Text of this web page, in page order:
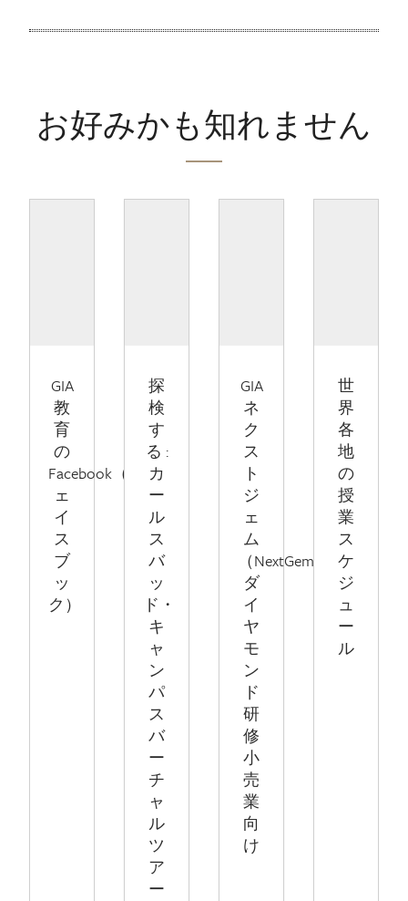
お好みかも知れません
GIA
教
育
の
Facebook（フ
ェ
イ
ス
ブ
ッ
ク）
探
検
す
る :
カ
ー
ル
ス
バ
ッ
ド・
キ
ャ
ン
パ
ス
バ
ー
チ
ャ
ル
ツ
ア
ー
GIA
ネ
ク
ス
ト
ジ
ェ
ム
（NextGem）
ダ
イ
ヤ
モ
ン
ド
研
修
小
売
業
向
け
世
界
各
地
の
授
業
ス
ケ
ジ
ュ
ー
ル